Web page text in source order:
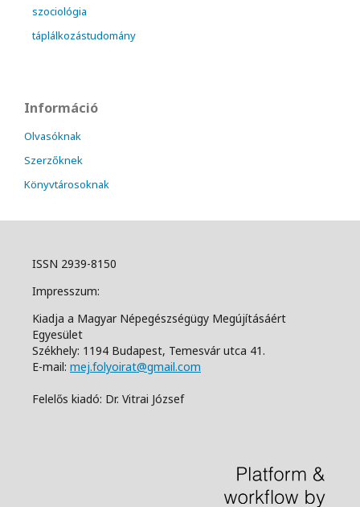
szociológia
táplálkozástudomány
Információ
Olvasóknak
Szerzőknek
Könyvtárosoknak
ISSN 2939-8150
Impresszum:
Kiadja a Magyar Népegészségügy Megújításáért
Egyesület
Székhely: 1194 Budapest, Temesvár utca 41.
E-mail: mej.folyoirat@gmail.com
Felelős kiadó: Dr. Vitrai József